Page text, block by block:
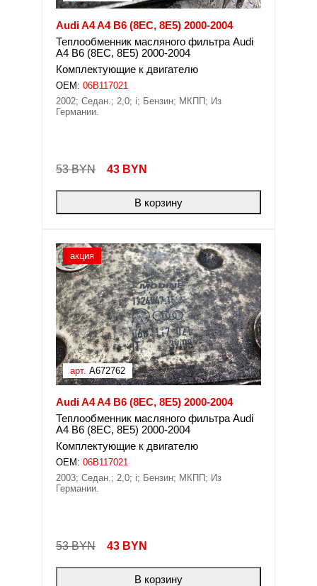
Audi A4 A4 B6 (8EC, 8E5) 2000-2004
Теплообменник масляного фильтра Audi
A4 B6 (8EC, 8E5) 2000-2004
Комплектующие к двигателю
OEM: 06B117021
2002; Седан.; 2,0; i; Бензин; МКПП; Из
Германии.
53 BYN 43 BYN
В корзину
акция
арт. A672762
Audi A4 A4 B6 (8EC, 8E5) 2000-2004
Теплообменник масляного фильтра Audi
A4 B6 (8EC, 8E5) 2000-2004
Комплектующие к двигателю
OEM: 06B117021
2003; Седан.; 2,0; i; Бензин; МКПП; Из
Германии.
53 BYN 43 BYN
В корзину